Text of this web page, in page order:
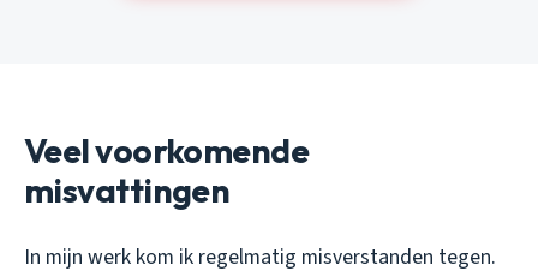
Veel voorkomende
misvattingen
In mijn werk kom ik regelmatig misverstanden tegen.